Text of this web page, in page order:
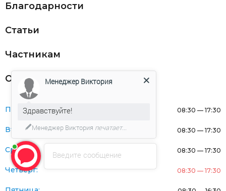
Благодарности
Статьи
Частникам
Оферта
Понедельник: 08:30 — 17:30
Вторник: 08:30 — 17:30
Среда: 08:30 — 17:30
Четверг: 08:30 — 17:30
Введите сообщение
Менеджер Виктория
Здравствуйте!
Менеджер Виктория печатает...